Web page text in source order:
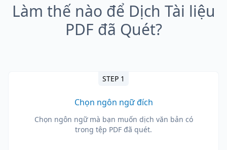
Làm thế nào để Dịch Tài liệu
PDF đã Quét?
STEP 1
Chọn ngôn ngữ đích
Chọn ngôn ngữ mà bạn muốn dịch văn bản có
trong tệp PDF đã quét.